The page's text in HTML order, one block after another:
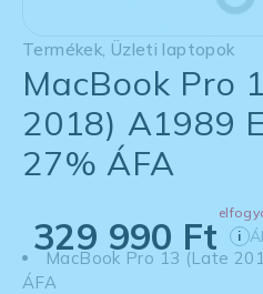
Termékek Üzleti laptopok
MacBook Pro
2018) A1989
27% ÁFA
329 990 Ft i
MacBook Pro 13 (Late
ÁFA